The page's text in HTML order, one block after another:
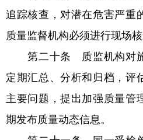
追踪核查，对潜在危害严重
质量监督机构必须进行现场核
第二十条 质监机构对施
定期汇总、分析和归档，评
主要问题，提出加强质量管
期发布质量动态信息。